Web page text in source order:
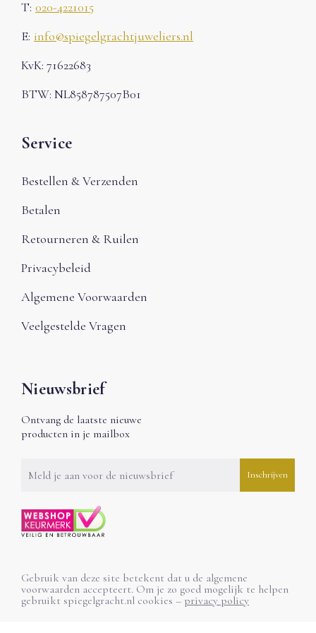
T: 020-4221015
E: info@spiegelgrachtjuweliers.nl
KvK: 71622683
BTW: NL858787507B01
Service
Bestellen & Verzenden
Betalen
Retourneren & Ruilen
Privacybeleid
Algemene Voorwaarden
Veelgestelde Vragen
Nieuwsbrief
Ontvang de laatste nieuwe
producten in je mailbox
Gebruik van deze site betekent dat u de algemene
voorwaarden accepteert. Om je zo goed mogelijk te helpen
gebruikt spiegelgracht.nl cookies – privacy policy